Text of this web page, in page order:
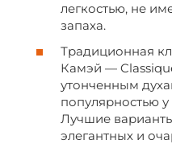
легкостью, не
запаха.
Традиционная
Камэй —
утонченным
популярностью
Лучшие
элегантных и